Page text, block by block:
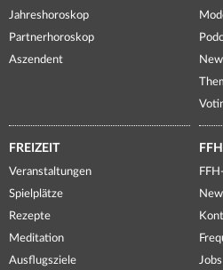
Jahreshoroskop
Partnerhoroskop
Aszendent
FREIZEIT
Veranstaltungen
Spielplätze
Rezepte
Meditation
Ausflugsziele
Jobs